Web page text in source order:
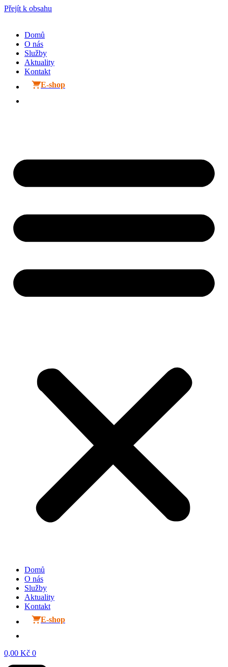
Přejít k obsahu
Domů
O nás
Služby
Aktuality
Kontakt
E-shop
Domů
O nás
Služby
Aktuality
Kontakt
E-shop
0,00 Kč 0